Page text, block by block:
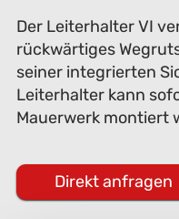
Der Leiterhalter VI
rückwärtiges
seiner integrierten
Leiterhalter kann
Mauerwerk montiert
Direkt anfragen